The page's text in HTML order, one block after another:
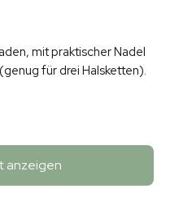
mit praktischer Nadel
für drei Halsketten).
anzeigen